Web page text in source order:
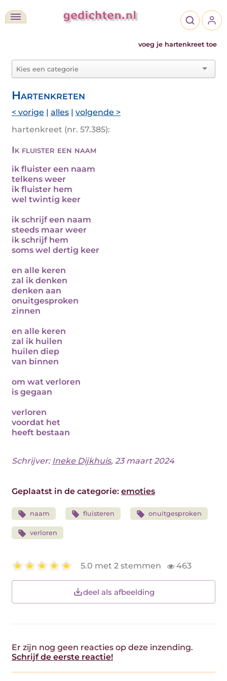
voeg je hartenkreet toe
Hartenkreten
< vorige | alles | volgende >
hartenkreet (nr. 57.385):
Ik fluister een naam
ik fluister een naam
telkens weer
ik fluister hem
wel twintig keer
ik schrijf een naam
steeds maar weer
ik schrijf hem
soms wel dertig keer
en alle keren
zal ik denken
denken aan
onuitgesproken
zinnen
en alle keren
zal ik huilen
huilen diep
van binnen
om wat verloren
is gegaan
verloren
voordat het
heeft bestaan
Schrijver: Ineke Dijkhuis, 23 maart 2024
Geplaatst in de categorie: emoties
naam fluisteren onuitgesproken
verloren
5.0 met 2 stemmen 463
deel als afbeelding
Er zijn nog geen reacties op deze inzending.
Schrijf de eerste reactie!